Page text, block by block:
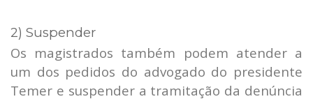
2) Suspender
Os magistrados também podem atender a
um dos pedidos do advogado do presidente
Temer e suspender a tramitação da denúncia